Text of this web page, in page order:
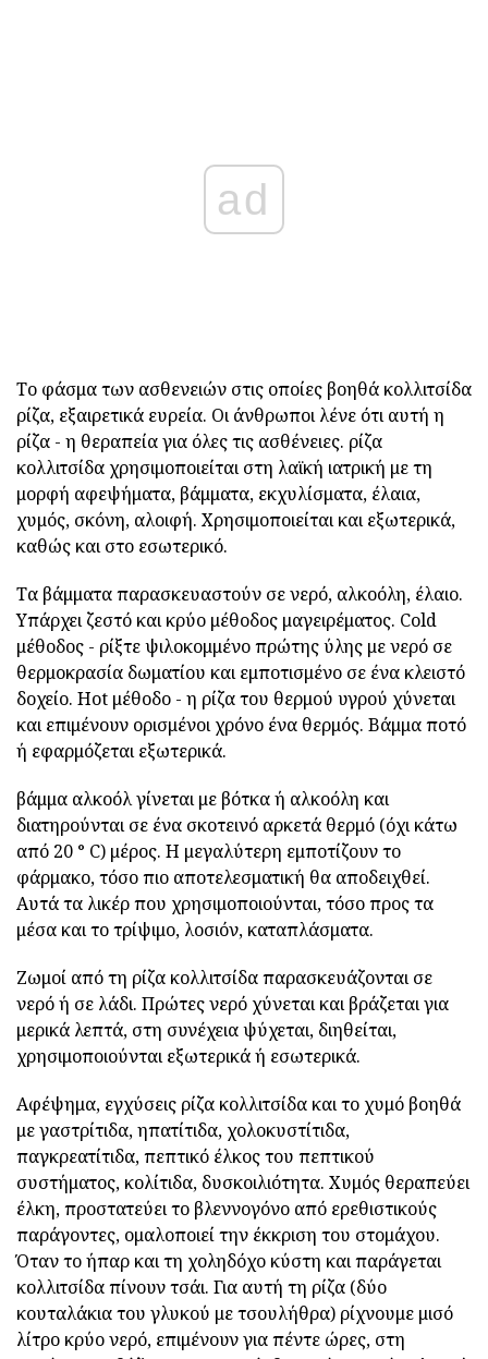
ad
Το φάσμα των ασθενειών στις οποίες βοηθά κολλιτσίδα
ρίζα, εξαιρετικά ευρεία. Οι άνθρωποι λένε ότι αυτή η
ρίζα - η θεραπεία για όλες τις ασθένειες. ρίζα
κολλιτσίδα χρησιμοποιείται στη λαϊκή ιατρική με τη
μορφή αφεψήματα, βάμματα, εκχυλίσματα, έλαια,
χυμός, σκόνη, αλοιφή. Χρησιμοποιείται και εξωτερικά,
καθώς και στο εσωτερικό.
Τα βάμματα παρασκευαστούν σε νερό, αλκοόλη, έλαιο.
Υπάρχει ζεστό και κρύο μέθοδος μαγειρέματος. Cold
μέθοδος - ρίξτε ψιλοκομμένο πρώτης ύλης με νερό σε
θερμοκρασία δωματίου και εμποτισμένο σε ένα κλειστό
δοχείο. Hot μέθοδο - η ρίζα του θερμού υγρού χύνεται
και επιμένουν ορισμένοι χρόνο ένα θερμός. Βάμμα ποτό
ή εφαρμόζεται εξωτερικά.
βάμμα αλκοόλ γίνεται με βότκα ή αλκοόλη και
διατηρούνται σε ένα σκοτεινό αρκετά θερμό (όχι κάτω
από 20 ° C) μέρος. Η μεγαλύτερη εμποτίζουν το
φάρμακο, τόσο πιο αποτελεσματική θα αποδειχθεί.
Αυτά τα λικέρ που χρησιμοποιούνται, τόσο προς τα
μέσα και το τρίψιμο, λοσιόν, καταπλάσματα.
Ζωμοί από τη ρίζα κολλιτσίδα παρασκευάζονται σε
νερό ή σε λάδι. Πρώτες νερό χύνεται και βράζεται για
μερικά λεπτά, στη συνέχεια ψύχεται, διηθείται,
χρησιμοποιούνται εξωτερικά ή εσωτερικά.
Αφέψημα, εγχύσεις ρίζα κολλιτσίδα και το χυμό βοηθά
με γαστρίτιδα, ηπατίτιδα, χολοκυστίτιδα,
παγκρεατίτιδα, πεπτικό έλκος του πεπτικού
συστήματος, κολίτιδα, δυσκοιλιότητα. Χυμός θεραπεύει
έλκη, προστατεύει το βλεννογόνο από ερεθιστικούς
παράγοντες, ομαλοποιεί την έκκριση του στομάχου.
Όταν το ήπαρ και τη χοληδόχο κύστη και παράγεται
κολλιτσίδα πίνουν τσάι. Για αυτή τη ρίζα (δύο
κουταλάκια του γλυκού με τσουλήθρα) ρίχνουμε μισό
λίτρο κρύο νερό, επιμένουν για πέντε ώρες, στη